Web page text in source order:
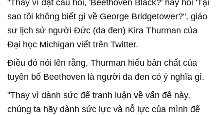
"Thay vì đặt câu hỏi, 'Beethoven Black?' hãy hỏi 'Tại
sao tôi không biết gì về George Bridgetower?", giáo
sư lịch sử người Đức (da đen) Kira Thurman của
Đại học Michigan viết trên Twitter.
Điều đó nói lên rằng, Thurman hiểu bản chất của
tuyên bố Beethoven là người da đen có ý nghĩa gì.
"Thay vì dành sức để tranh luận về vấn đề này,
chúng ta hãy dành sức lực và nỗ lực của mình để